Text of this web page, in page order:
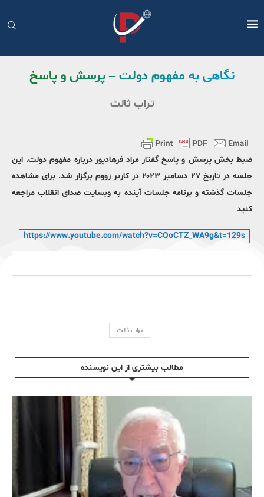
نگاهی به مفهوم دولت – پرسش و پاسخ
تراب ثالث
ضبط بخش پرسش و پاسخ گفتار مراد فرهادپور درباره مفهوم دولت. این
جلسه در تاریخ ۲۷ دسامبر ۲۰۲۳ در کاربر زووم برگزار شد. برای مشاهده
جلسات گذشته و برنامه جلسات آینده به وبسایت صدای انقلاب مراجعه
کنید
https://www.youtube.com/watch?v=CQoCTZ_WA9g&t=129s
تراب ثالث
مطالب بیشتری از این نویسندە